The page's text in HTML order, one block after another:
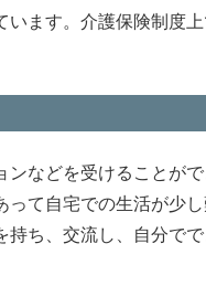
ます。介護保険制度
などを受けることが
て自宅での生活が少
ち、交流し、自分で